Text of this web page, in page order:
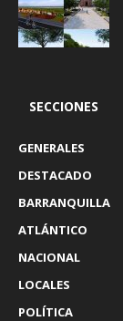
SECCIONES
GENERALES
DESTACADO
BARRANQUILLA
ATLÁNTICO
NACIONAL
LOCALES
POLÍTICA